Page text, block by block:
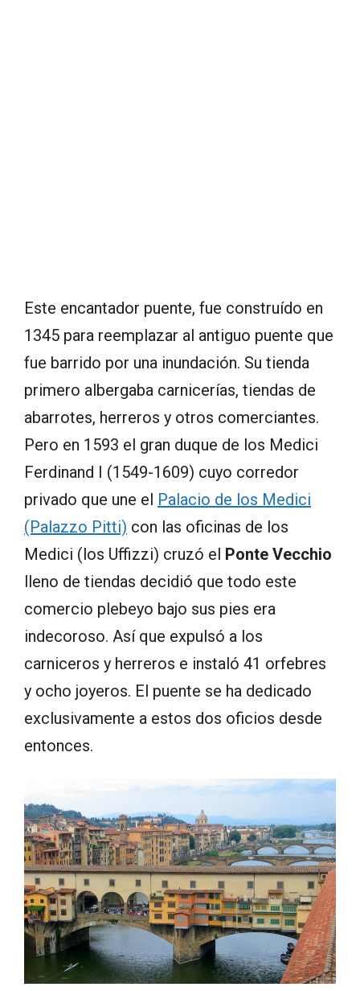
Este encantador puente, fue construído en
1345 para reemplazar al antiguo puente que
fue barrido por una inundación. Su tienda
primero albergaba carnicerías, tiendas de
abarrotes, herreros y otros comerciantes.
Pero en 1593 el gran duque de los Medici
Ferdinand I (1549-1609) cuyo corredor
privado que une el Palacio de los Medici
(Palazzo Pitti) con las oficinas de los
Medici (los Uffizzi) cruzó el Ponte Vecchio
lleno de tiendas decidió que todo este
comercio plebeyo bajo sus pies era
indecoroso. Así que expulsó a los
carniceros y herreros e instaló 41 orfebres
y ocho joyeros. El puente se ha dedicado
exclusivamente a estos dos oficios desde
entonces.